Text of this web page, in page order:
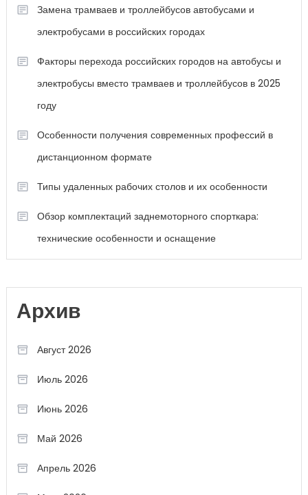
Замена трамваев и троллейбусов автобусами и
электробусами в российских городах
Факторы перехода российских городов на автобусы и
электробусы вместо трамваев и троллейбусов в 2025
году
Особенности получения современных профессий в
дистанционном формате
Типы удаленных рабочих столов и их особенности
Обзор комплектаций заднемоторного спорткара:
технические особенности и оснащение
Архив
Август 2026
Июль 2026
Июнь 2026
Май 2026
Апрель 2026